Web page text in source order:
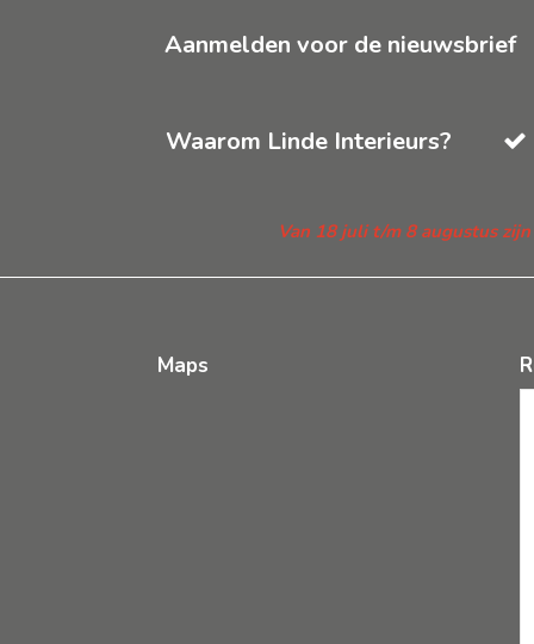
Aanmelden voor de nieuwsbrief
Waarom Linde Interieurs?
Van 18 juli t/m 8 augustus
Maps